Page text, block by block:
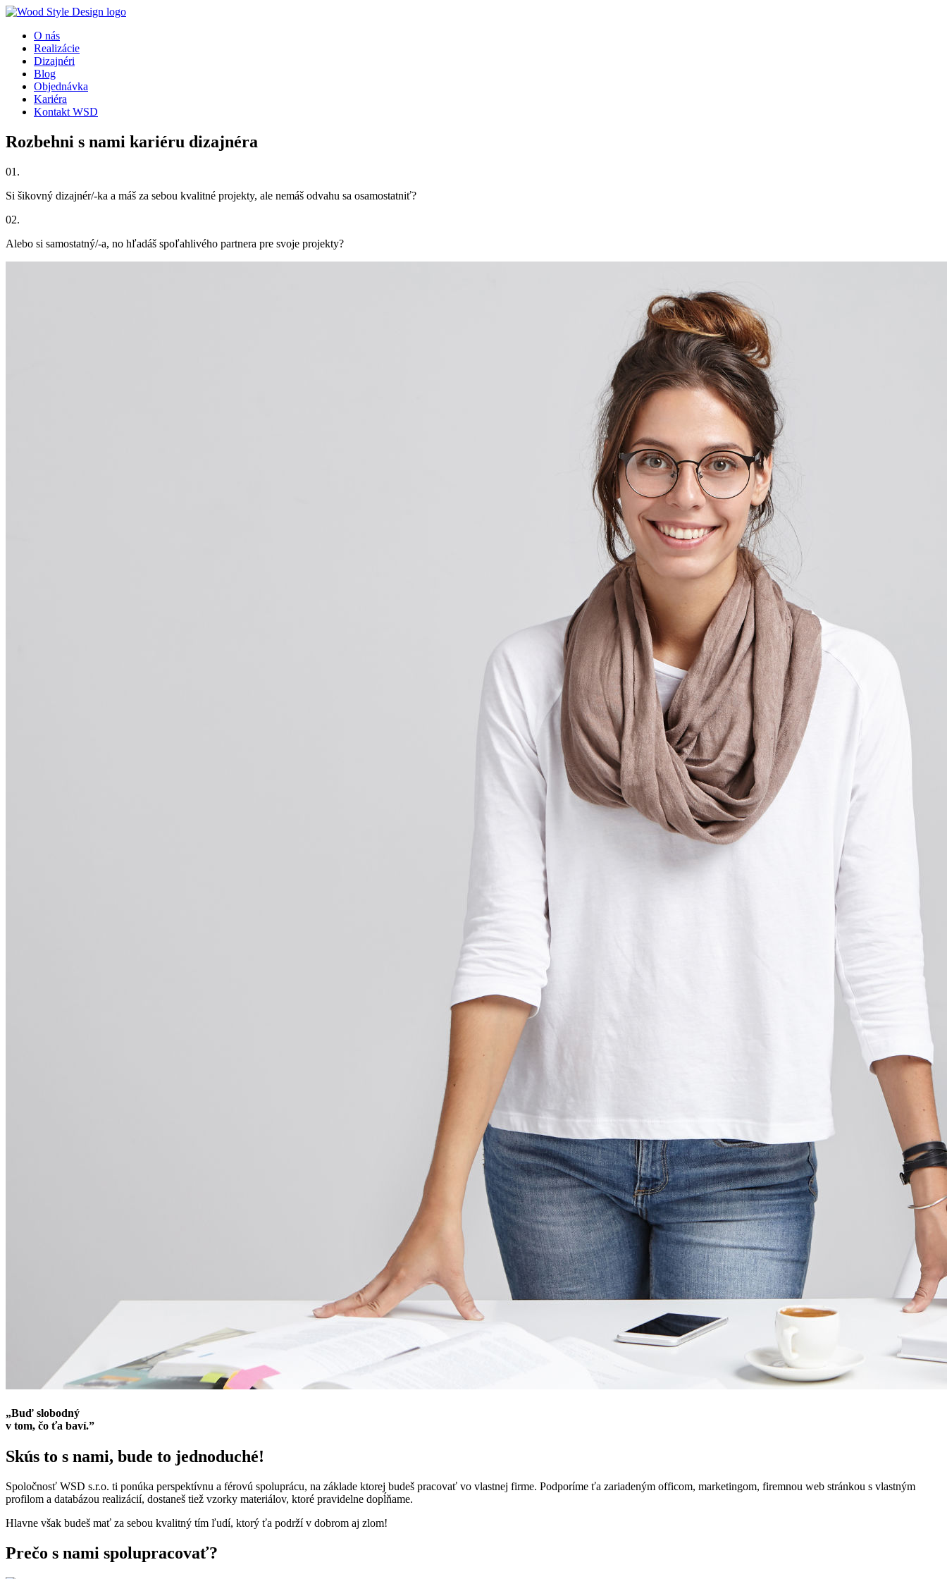
O nás
Realizácie
Dizajnéri
Blog
Objednávka
Kariéra
Kontakt WSD
Rozbehni s nami kariéru dizajnéra
01.
Si šikovný dizajnér/-ka a máš za sebou kvalitné projekty, ale nemáš odvahu sa osamostatniť?
02.
Alebo si samostatný/-a, no hľadáš spoľahlivého partnera pre svoje projekty?
„Buď slobodný
v tom, čo ťa baví.”
Skús to s nami, bude to jednoduché!
Spoločnosť WSD s.r.o. ti ponúka perspektívnu a férovú spoluprácu, na základe ktorej budeš pracovať vo vlastnej firme. Podporíme ťa zariadeným officom, marketingom, firemnou web stránkou s vlastným
profilom a databázou realizácií, dostaneš tiež vzorky materiálov, ktoré pravidelne dopĺňame.
Hlavne však budeš mať za sebou kvalitný tím ľudí, ktorý ťa podrží v dobrom aj zlom!
Prečo s nami spolupracovať?